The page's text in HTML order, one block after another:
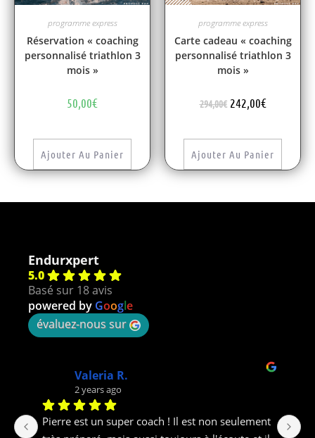
programme express
Réservation « coaching
personnalisé triathlon 3
mois »
50,00€
Ajouter Au Panier
programme express
Carte cadeau « coaching
personnalisé triathlon 3
mois »
294,00€ 242,00€
Ajouter Au Panier
Endurxpert
5.0
Basé sur 18 avis
powered by Google
évaluez-nous sur
JN B.
2 years ago
Excellent accompagnement pour ma